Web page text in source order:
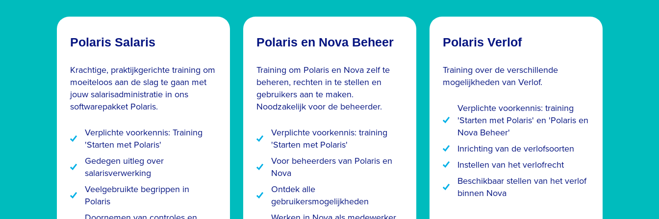
Polaris Salaris
Krachtige, praktijkgerichte training om
moeiteloos aan de slag te gaan met
jouw salarisadministratie in ons
softwarepakket Polaris.
Verplichte voorkennis: Training
'Starten met Polaris'
Gedegen uitleg over
salarisverwerking
Veelgebruikte begrippen in
Polaris
Polaris en Nova Beheer
Training om Polaris en Nova zelf te
beheren, rechten in te stellen en
gebruikers aan te maken.
Noodzakelijk voor de beheerder.
Verplichte voorkennis: training
'Starten met Polaris'
Voor beheerders van Polaris en
Nova
Ontdek alle
gebruikersmogelijkheden
Polaris Verlof
Training over de verschillende
mogelijkheden van Verlof.
Verplichte voorkennis: training
'Starten met Polaris' en 'Polaris en
Nova Beheer'
Inrichting van de verlofsoorten
Instellen van het verlofrecht
Beschikbaar stellen van het verlof
binnen Nova